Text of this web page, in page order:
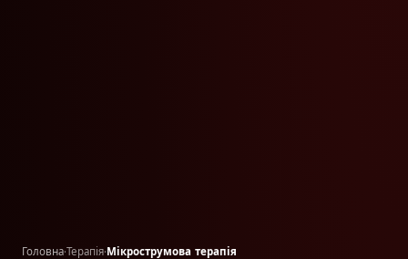
Головна·Терапія·Мікрострумова терапія